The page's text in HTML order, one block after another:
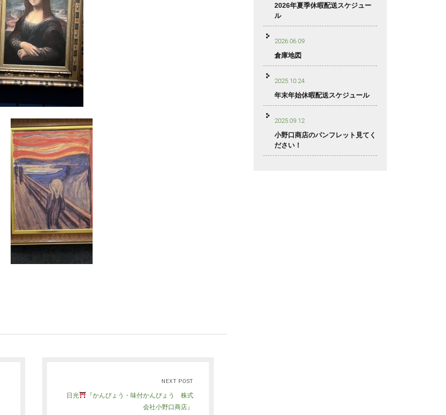
NEXT POST
日光
『かんぴょう・味付かんぴょう 株式
会社小野口商店』
2026年夏季休暇配送スケジュー
ル
2026.06.09
倉庫地図
2025.10.24
年末年始休暇配送スケジュール
2025.09.12
小野口商店のパンフレット見てく
ださい！